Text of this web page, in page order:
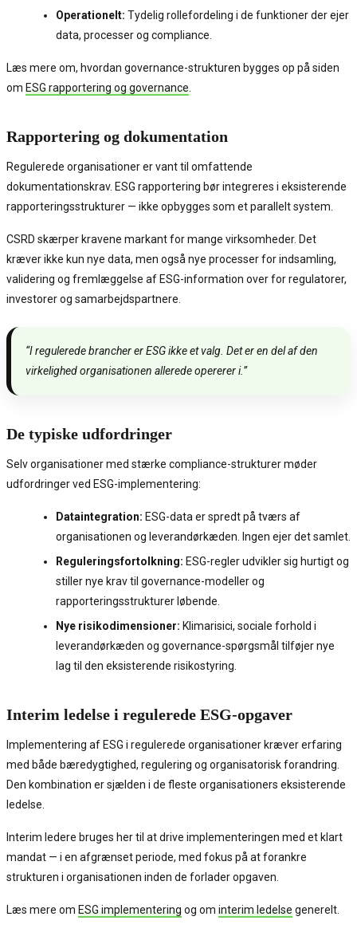
Operationelt: Tydelig rollefordeling i de funktioner der ejer
data, processer og compliance.
Læs mere om, hvordan governance-strukturen bygges op på siden
om ESG rapportering og governance.
Rapportering og dokumentation
Regulerede organisationer er vant til omfattende
dokumentationskrav. ESG rapportering bør integreres i eksisterende
rapporteringsstrukturer — ikke opbygges som et parallelt system.
CSRD skærper kravene markant for mange virksomheder. Det
kræver ikke kun nye data, men også nye processer for indsamling,
validering og fremlæggelse af ESG-information over for regulatorer,
investorer og samarbejdspartnere.
“I regulerede brancher er ESG ikke et valg. Det er en del af den
virkelighed organisationen allerede opererer i.”
De typiske udfordringer
Selv organisationer med stærke compliance-strukturer møder
udfordringer ved ESG-implementering:
Dataintegration: ESG-data er spredt på tværs af
organisationen og leverandørkæden. Ingen ejer det samlet.
Reguleringsfortolkning: ESG-regler udvikler sig hurtigt og
stiller nye krav til governance-modeller og
rapporteringsstrukturer løbende.
Nye risikodimensioner: Klimarisici, sociale forhold i
leverandørkæden og governance-spørgsmål tilføjer nye
lag til den eksisterende risikostyring.
Interim ledelse i regulerede ESG-opgaver
Implementering af ESG i regulerede organisationer kræver erfaring
med både bæredygtighed, regulering og organisatorisk forandring.
Den kombination er sjælden i de fleste organisationers eksisterende
ledelse.
Interim ledere bruges her til at drive implementeringen med et klart
mandat — i en afgrænset periode, med fokus på at forankre
strukturen i organisationen inden de forlader opgaven.
Læs mere om ESG implementeringog om interim ledelsegenerelt.